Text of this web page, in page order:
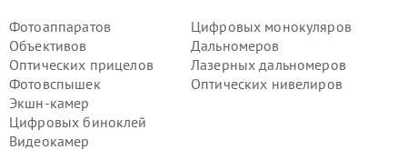
Фотоаппаратов
Объективов
Оптических прицелов
Фотовспышек
Экшн-камер
Цифровых биноклей
Видеокамер
Цифровых монокуляров
Дальномеров
Лазерных дальномеров
Оптических нивелиров
Замена микрофона видеокамеры
Nikon в г.Самара
Замена микрофона видеокамеры
Nikon в г.Пермь
Замена микрофона видеокамеры
Nikon в г.Красноярск
Замена микрофона видеокамеры
Nikon в г.Ижевск